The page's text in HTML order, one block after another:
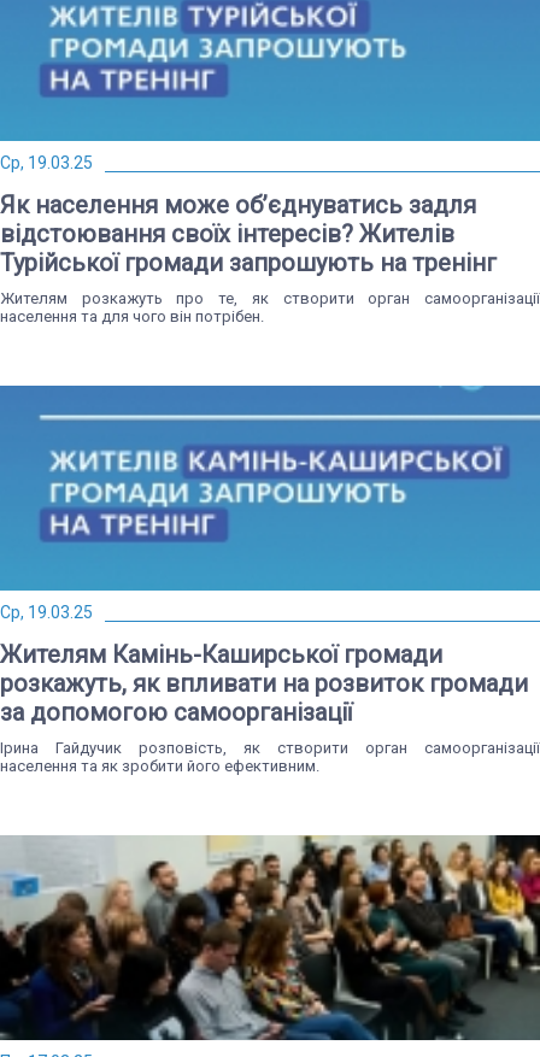
Ср, 19.03.25
Як населення може об’єднуватись задля
відстоювання своїх інтересів? Жителів
Турійської громади запрошують на тренінг
Жителям розкажуть про те, як створити орган самоорганізації
населення та для чого він потрібен.
Ср, 19.03.25
Жителям Камінь-Каширської громади
розкажуть, як впливати на розвиток громади
за допомогою самоорганізації
Ірина Гайдучик розповість, як створити орган самоорганізації
населення та як зробити його ефективним.